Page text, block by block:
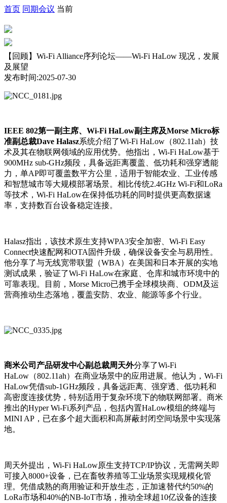
首页 同期会议 当前
【回顾】Wi-Fi Alliance序列论坛——Wi-Fi HaLow 现况，发展
及展望
发布时间:2025-07-30
IEEE 802第一副主席、Wi-Fi HaLow副主席及Morse Micro标
准副总裁Dave Halasz系统介绍了Wi-Fi HaLow（802.11ah）技
术及其在物联网领域的应用优势。他指出，Wi-Fi HaLow基于
900MHz sub-GHz频段，具备远距离覆盖、低功耗和强穿透能
力，单AP即可覆盖数平方公里，适用于智能农业、工业传感
和智慧城市等大规模部署场景。相比传统2.4GHz Wi-Fi和LoRa
等技术，Wi-Fi HaLow在保持低功耗的同时提供更高数据速
率，支持数百台设备稳定连接。
Halasz指出，该技术原生支持WPA3安全加密、Wi-Fi Easy
Connect快速配网和OTA固件升级，确保设备安全与易用性。
他分享了与无线宽带联盟（WBA）在美国和日本开展的实地
测试成果，验证了Wi-Fi HaLow在家庭、仓库和城市环境中的
可靠表现。目前，Morse Micro已携手全球模块商、ODM及运
营商推动生态落地，覆盖安防、农业、能源等多个行业。
商米公司产品研发中心副总裁周天外分享了Wi-Fi
HaLow（802.11ah）在商业场景中的应用进展。他认为，Wi-Fi
HaLow凭借sub-1GHz频段，具备远距离、强穿透、低功耗和
高密度连接优势，特别适用于复杂环境下的物联网部署。商米
推出的Hyper Wi-Fi系列产品，包括内置HaLow模组的终端与
MINI AP，已在多个超大面积和高屏蔽封闭空间场景中实现落
地。
周天外提出，Wi-Fi HaLow原生支持TCP/IP协议，无需网关即
可接入8000+设备，已在畜牧养殖等工业场景实现规模化管
理。凭借成熟的商用验证和开放生态，正加速替代约50%的
LoRa市场和40%的NB-IoT市场，推动全球超10亿设备的连接